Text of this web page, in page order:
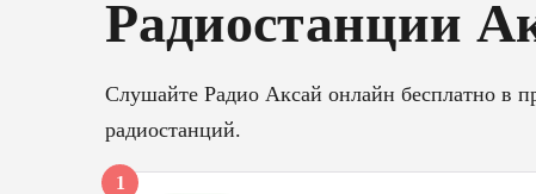
Радиостанции
Слушайте Радио Аксай онлайн бесплатно в
радиостанций.
1